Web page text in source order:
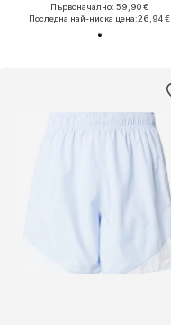
Първоначално: 59,90 €
Последна най-ниска цена:26,94 €